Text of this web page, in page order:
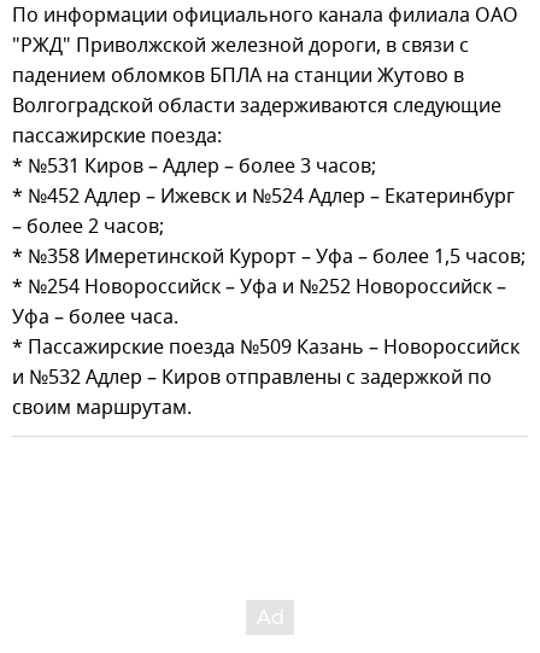
По информации официального канала филиала ОАО
"РЖД" Приволжской железной дороги, в связи с
падением обломков БПЛА на станции Жутово в
Волгоградской области задерживаются следующие
пассажирские поезда:
* №531 Киров – Адлер – более 3 часов;
* №452 Адлер – Ижевск и №524 Адлер – Екатеринбург
– более 2 часов;
* №358 Имеретинской Курорт – Уфа – более 1,5 часов;
* №254 Новороссийск – Уфа и №252 Новороссийск –
Уфа – более часа.
* Пассажирские поезда №509 Казань – Новороссийск
и №532 Адлер – Киров отправлены с задержкой по
своим маршрутам.